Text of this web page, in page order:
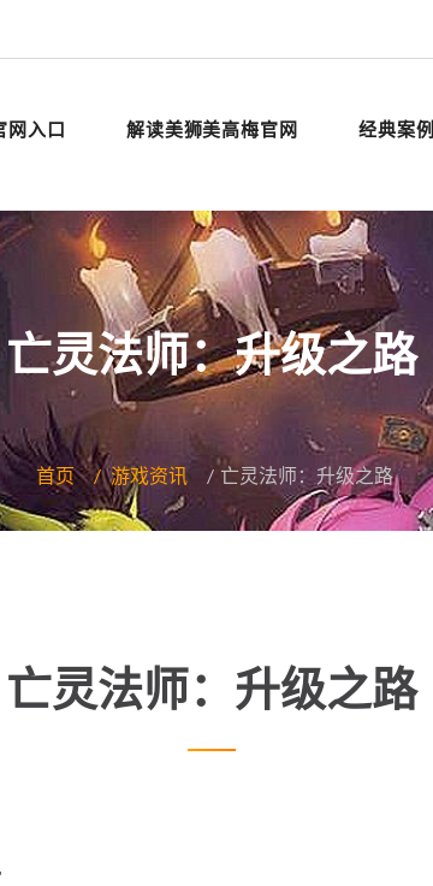
网入口 解读美狮美高梅官网 经典案例
亡灵法师：升级之路
首页 游戏资讯 亡灵法师：升级之路
亡灵法师：升级之路